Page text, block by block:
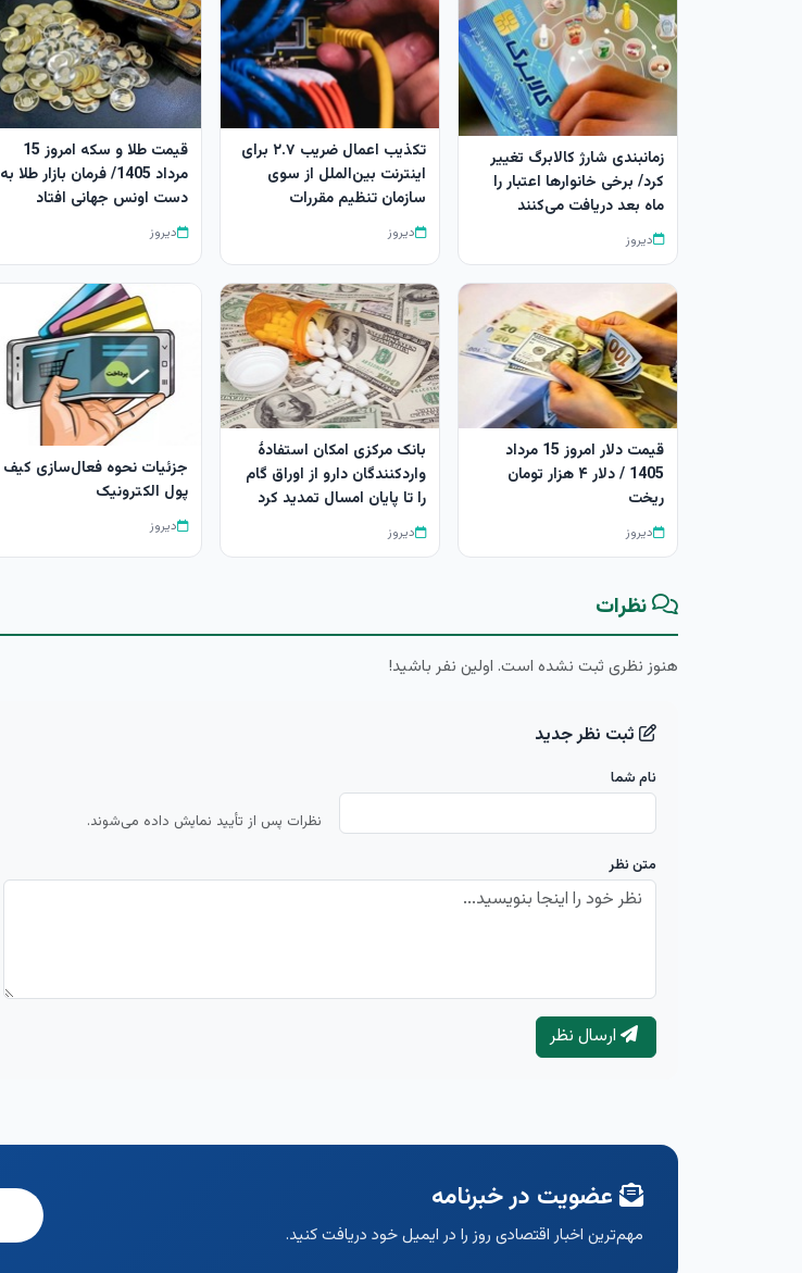
زمانبندی شارژ کالابرگ تغییر
کرد/ برخی خانوارها اعتبار را
ماه بعد دریافت می‌کنند
دیروز
تکذیب اعمال ضریب ۲.۷ برای
اینترنت بین‌الملل از سوی
سازمان تنظیم مقررات
دیروز
قیمت طلا و سکه امروز 15
مرداد 1405/ فرمان بازار طلا به
دست اونس جهانی افتاد
دیروز
قیمت دلار امروز 15 مرداد
1405 / دلار ۴ هزار تومان
ریخت
دیروز
بانک مرکزی امکان استفادۀ
واردکنندگان دارو از اوراق گام
را تا پایان امسال تمدید کرد
دیروز
جزئیات نحوه فعال‌سازی کیف
پول الکترونیک
دیروز
نظرات
هنوز نظری ثبت نشده است. اولین نفر باشید!
ثبت نظر جدید
نام شما
نظرات پس از تأیید نمایش داده می‌شوند.
متن نظر
ارسال نظر
عضویت در خبرنامه
مهم‌ترین اخبار اقتصادی روز را در ایمیل خود دریافت کنید.